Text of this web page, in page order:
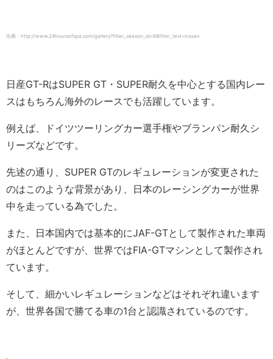
出典：http://www.24hoursofspa.com/gallery?filter_season_id=6&filter_text=nissan
日産GT-RはSUPER GT・SUPER耐久を中心とする国内レー
スはもちろん海外のレースでも活躍しています。
例えば、ドイツツーリングカー選手権やブランパン耐久シ
リーズなどです。
先述の通り、SUPER GTのレギュレーションが変更された
のはこのような背景があり、日本のレーシングカーが世界
中を走っている為でした。
また、日本国内では基本的にJAF-GTとして製作された車両
がほとんどですが、世界ではFIA-GTマシンとして製作され
ています。
そして、細かいレギュレーションなどはそれぞれ違います
が、世界各国で勝てる車の1台と認識されているのです。